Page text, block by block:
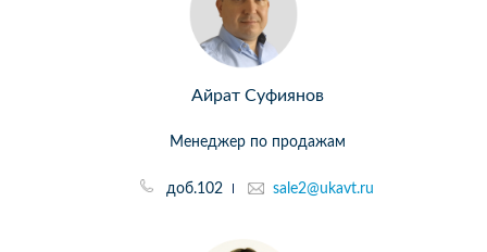
Айрат Суфиянов
Менеджер по продажам
доб.102 sale2@ukavt.ru